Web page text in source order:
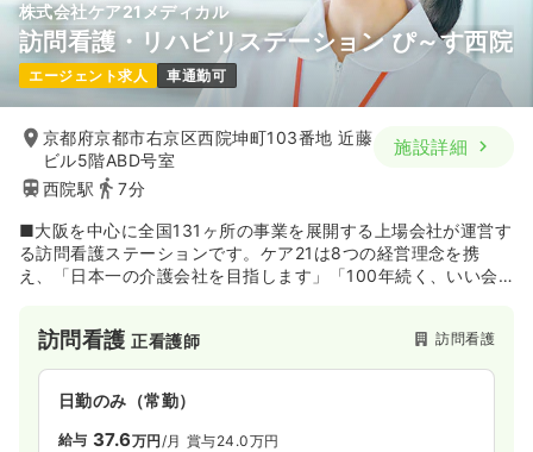
株式会社ケア21メディカル
訪問看護・リハビリステーション ぴ～す西院
エージェント求人 車通勤可
京都府京都市右京区西院坤町103番地 近藤
ビル5階ABD号室
西院駅
7分
施設詳細
■大阪を中心に全国131ヶ所の事業を展開する上場会社が運営す
る訪問看護ステーションです。ケア21は8つの経営理念を携
え、「日本一の介護会社を目指します」「100年続く、いい会
訪問看護正看護師 訪問看護
日勤のみ（常勤）
給与 37.6万円 /月 賞与24.0万円